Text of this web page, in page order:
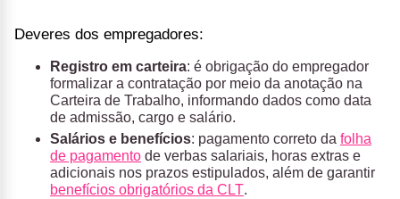
Deveres dos empregadores:
Registro em carteira: é obrigação do empregador
formalizar a contratação por meio da anotação na
Carteira de Trabalho, informando dados como data
de admissão, cargo e salário.
Salários e benefícios: pagamento correto da folha
de pagamento de verbas salariais, horas extras e
adicionais nos prazos estipulados, além de garantir
benefícios obrigatórios da CLT.